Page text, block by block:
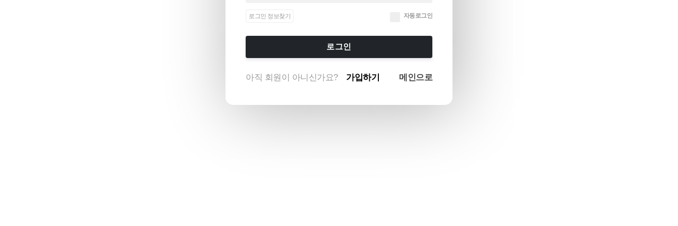
로그인 정보찾기 자동로그인
로그인
아직 회원이 아니신가요? 가입하기 메인으로